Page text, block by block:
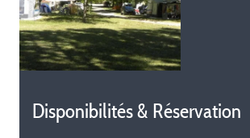
Disponibilités & Réservation